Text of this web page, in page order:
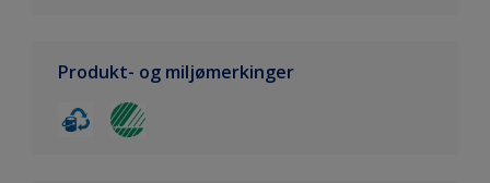
Produkt- og miljømerkinger